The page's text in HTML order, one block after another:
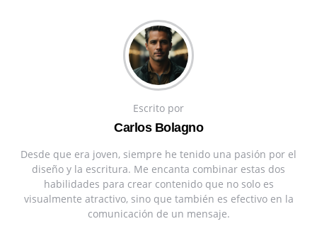
Escrito por
Carlos Bolagno
Desde que era joven, siempre he tenido una pasión por el
diseño y la escritura. Me encanta combinar estas dos
habilidades para crear contenido que no solo es
visualmente atractivo, sino que también es efectivo en la
comunicación de un mensaje.